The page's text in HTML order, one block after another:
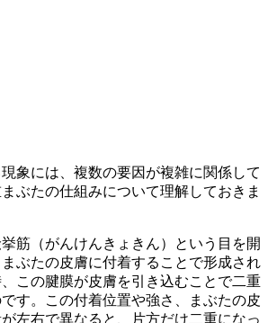
象には、複数の要因が複雑に関係して
ぶたの仕組みについて理解しておきま
筋（がんけんきょきん）という目を開
ぶたの皮膚に付着することで形成され
この腱膜が皮膚を引き込むことで二重
す。この付着位置や強さ、まぶたの皮
左右で異なると、片方だけ二重になっ